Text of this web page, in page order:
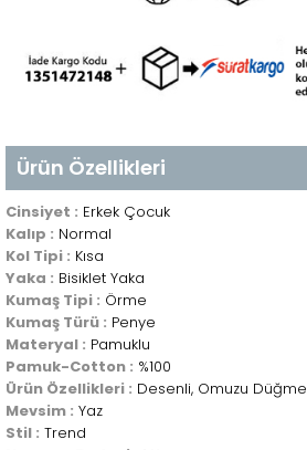
Ürün Özellikleri
Cinsiyet : Erkek Çocuk
Kalıp : Normal
Kol Tipi : Kısa
Yaka : Bisiklet Yaka
Kumaş Tipi : Örme
Kumaş Türü : Penye
Materyal : Pamuklu
Pamuk-Cotton : %100
Ürün Özellikleri : Desenli, Omuzu
Mevsim : Yaz
Stil : Trend